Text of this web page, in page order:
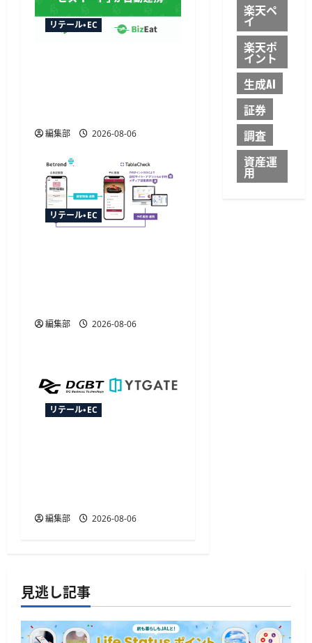
リテール・EC
編集部 2026-08-06
リテール・EC
編集部 2026-08-06
リテール・EC
編集部 2026-08-06
楽天ペ
イ
楽天ポ
イント
生成AI
証券
調査
資産運
用
見逃し記事